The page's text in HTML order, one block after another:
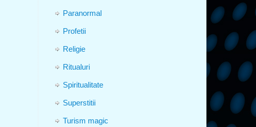
Paranormal
Profetii
Religie
Ritualuri
Spiritualitate
Superstitii
Turism magic